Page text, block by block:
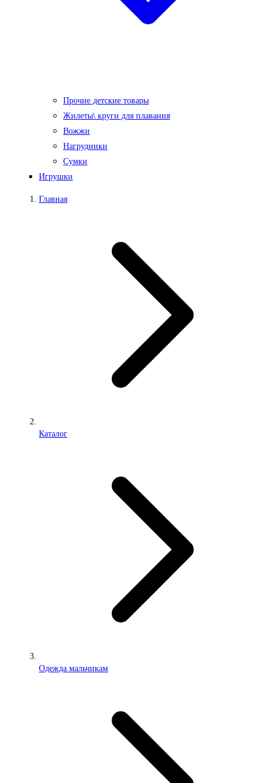
Прочие детские товары
Жилеты\ круги для плавания
Вожжи
Нагрудники
Сумки
Игрушки
Главная
Каталог
Одежда мальчикам